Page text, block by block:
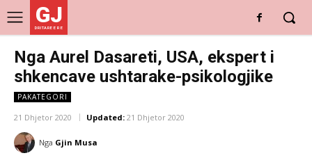
GJ
DRITARE E RE
Nga Aurel Dasareti, USA, ekspert i
shkencave ushtarake-psikologjike
PAKATEGORI
21 Dhjetor 2020 Updated: 21 Dhjetor 2020
Nga Gjin Musa